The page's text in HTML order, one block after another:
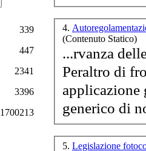
339
447
2341
3396
1700213
4.
(Contenuto Statico)
...rvanza
Peraltro di
applicazione
generico di
5. Legislazione